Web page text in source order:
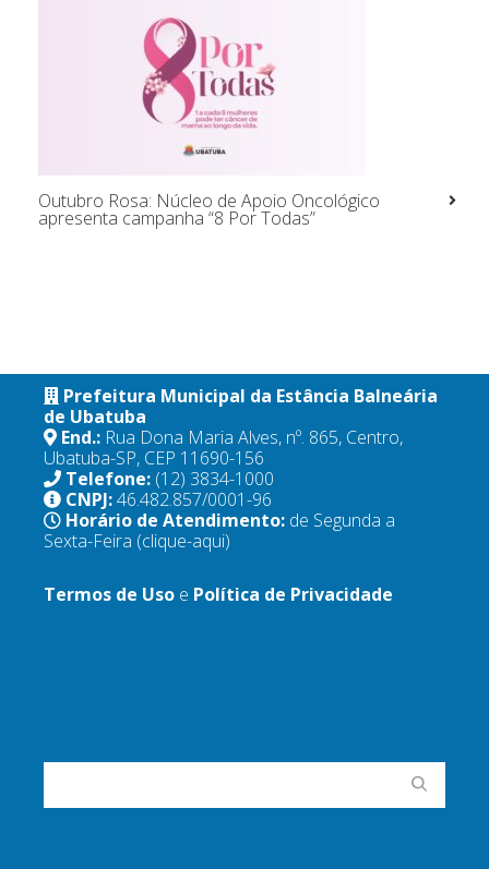
Outubro Rosa: Núcleo de Apoio Oncológico
apresenta campanha “8 Por Todas”
Prefeitura Municipal da Estância Balneária
de Ubatuba
End.: Rua Dona Maria Alves, nº. 865, Centro,
Ubatuba-SP, CEP 11690-156
Telefone: (12) 3834-1000
CNPJ:46.482.857/0001-96
Horário de Atendimento: de Segunda a
Sexta-Feira (clique-aqui)
Termos de Uso e Política de Privacidade